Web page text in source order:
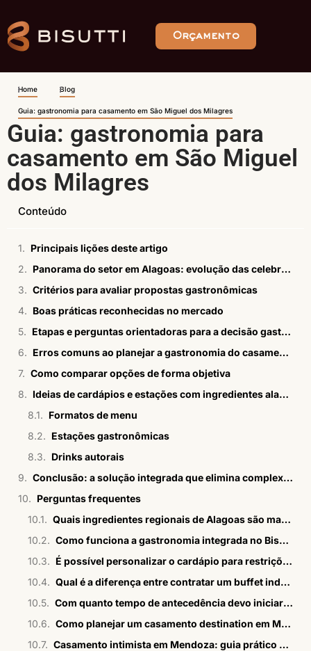
Orçamento
Home Blog
Guia: gastronomia para casamento em São Miguel dos Milagres
Guia: gastronomia para
casamento em São Miguel
dos Milagres
Conteúdo
Principais lições deste artigo
Panorama do setor em Alagoas: evolução das celebrações e menus autorais
Critérios para avaliar propostas gastronômicas
Boas práticas reconhecidas no mercado
Etapas e perguntas orientadoras para a decisão gastronômica
Erros comuns ao planejar a gastronomia do casamento
Como comparar opções de forma objetiva
Ideias de cardápios e estações com ingredientes alagoanos
Formatos de menu
Estações gastronômicas
Drinks autorais
Conclusão: a solução integrada que elimina complexidade
Perguntas frequentes
Quais ingredientes regionais de Alagoas são mais usados em menus de casamento sofisticados?
Como funciona a gastronomia integrada no Bisutti Milagres Casa Marceneiro?
É possível personalizar o cardápio para restrições alimentares dos convidados?
Qual é a diferença entre contratar um buffet independente e optar pela operação integrada da Bisutti?
Com quanto tempo de antecedência devo iniciar o planejamento gastronômico do meu casamento em São Miguel dos Milagres?
Como planejar um casamento destination em Mendoza
Casamento intimista em Mendoza: guia prático e estratégico